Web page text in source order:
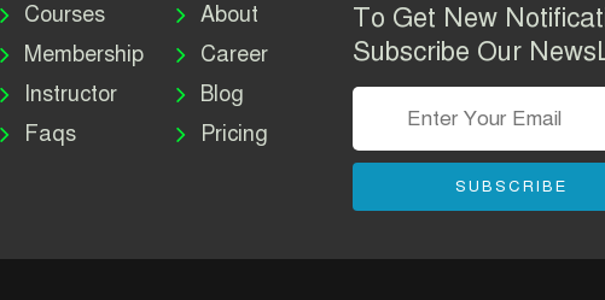
Courses
Membership
Instructor
Faqs
About
Career
Blog
Pricing
To Get New
Subscribe Our
SUBSCRIBE